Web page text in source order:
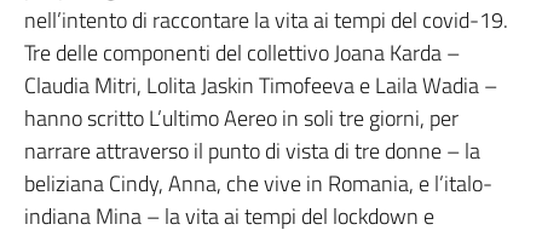
nell’intento di raccontare la vita ai tempi del covid-19.
Tre delle componenti del collettivo Joana Karda –
Claudia Mitri, Lolita Jaskin Timofeeva e Laila Wadia –
hanno scritto L’ultimo Aereo in soli tre giorni, per
narrare attraverso il punto di vista di tre donne – la
beliziana Cindy, Anna, che vive in Romania, e l’italo-
indiana Mina – la vita ai tempi del lockdown e